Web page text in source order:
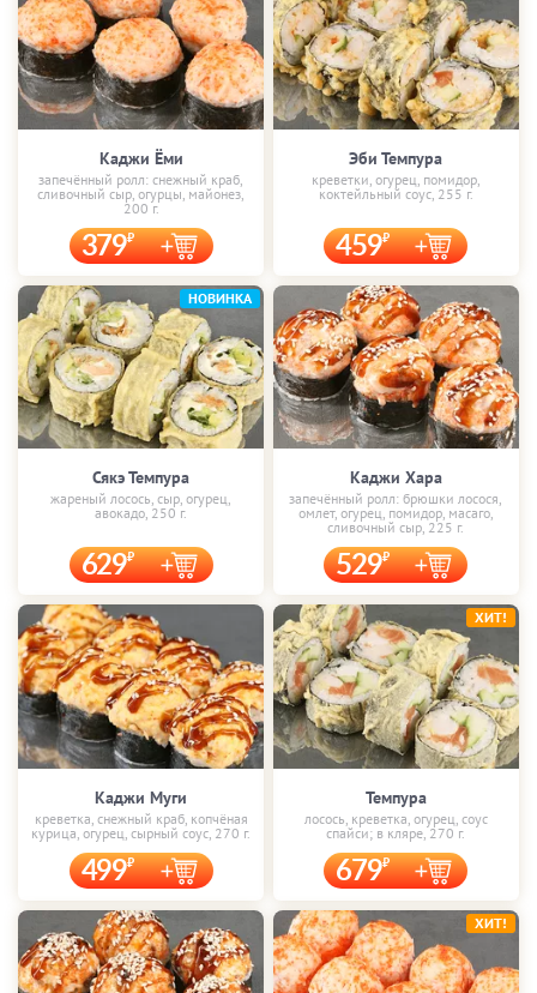
Каджи Ёми
запечённый ролл: снежный краб,
сливочный сыр, огурцы, майонез,
200 г.
379
Эби Темпура
креветки, огурец, помидор,
коктейльный соус, 255 г.
459
Сякэ Темпура
жареный лосось, сыр, огурец,
авокадо, 250 г.
629
НОВИНКА
Каджи Хара
запечённый ролл: брюшки лосося,
омлет, огурец, помидор, масаго,
сливочный сыр, 225 г.
529
Каджи Муги
креветка, снежный краб, копчёная
курица, огурец, сырный соус, 270 г.
499
Темпура
лосось, креветка, огурец, соус
спайси; в кляре, 270 г.
679
ХИТ!
ХИТ!